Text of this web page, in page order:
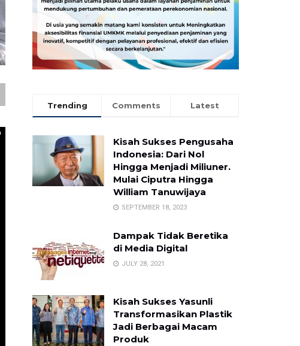
Trending Comments Latest
Kisah Sukses Pengusaha
Indonesia: Dari Nol
Hingga Menjadi Miliuner.
Mulai Ciputra Hingga
William Tanuwijaya
SEPTEMBER 18, 2023
Dampak Tidak Beretika
di Media Digital
JULY 28, 2021
Kisah Sukses Yasunli
Transformasikan Plastik
Jadi Berbagai Macam
Produk